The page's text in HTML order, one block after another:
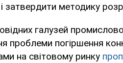
затвердити методику
галузей
проблеми погіршення
на світовому ринку